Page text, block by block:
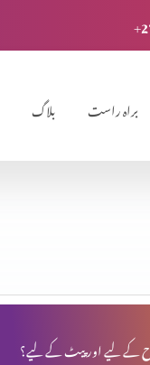
بلاگ براہ راست
کے لیے اور پیٹ کے لیے؟